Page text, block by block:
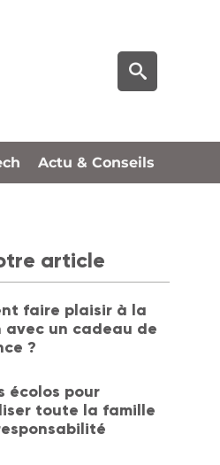
Actu & Conseils
article
faire plaisir à la
avec un cadeau de
?
écolos pour
toute la famille